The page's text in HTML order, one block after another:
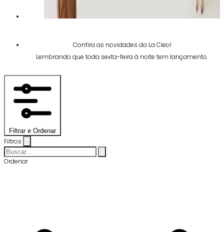
Confira as novidades da La Cleo!
Lembrando que toda sexta-feira à noite tem lançamento.
Filtrar e Ordenar
Filtros
Ordenar